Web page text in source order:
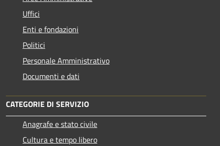
Uffici
Enti e fondazioni
Politici
Personale Amministrativo
Documenti e dati
CATEGORIE DI SERVIZIO
Anagrafe e stato civile
Cultura e tempo libero